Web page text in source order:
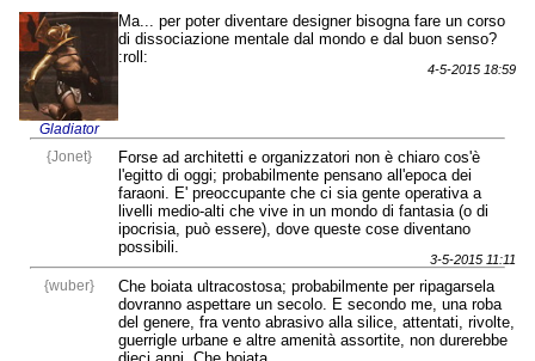
Gladiator
Ma... per poter diventare designer bisogna fare un corso
di dissociazione mentale dal mondo e dal buon senso?
:roll:
4-5-2015 18:59
{Jonet}
Forse ad architetti e organizzatori non è chiaro cos'è
l'egitto di oggi; probabilmente pensano all'epoca dei
faraoni. E' preoccupante che ci sia gente operativa a
livelli medio-alti che vive in un mondo di fantasia (o di
ipocrisia, può essere), dove queste cose diventano
possibili.
3-5-2015 11:11
{wuber}
Che boiata ultracostosa; probabilmente per ripagarsela
dovranno aspettare un secolo. E secondo me, una roba
del genere, fra vento abrasivo alla silice, attentati, rivolte,
guerrigle urbane e altre amenità assortite, non durerebbe